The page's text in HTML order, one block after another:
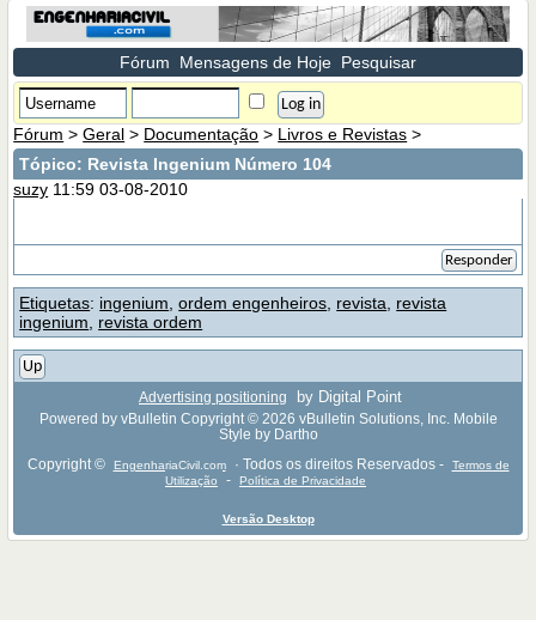
Fórum Mensagens de Hoje Pesquisar
Fórum >Geral > Documentação > Livros e Revistas >
Tópico: Revista Ingenium Número 104
suzy 11:59 03-08-2010
Responder
Etiquetas: ingenium ,ordem engenheiros revista
revista
ingenium
revista ordem
Up
Advertising positioning by Digital Point
Powered by vBulletin Copyright © 2026 vBulletin Solutions, Inc. Mobile
Style by Dartho
Copyright ©
EngenhariaCivil.com · Todos os direitos Reservados -
Termos de
Utilização
- Política de Privacidade
Versão Desktop